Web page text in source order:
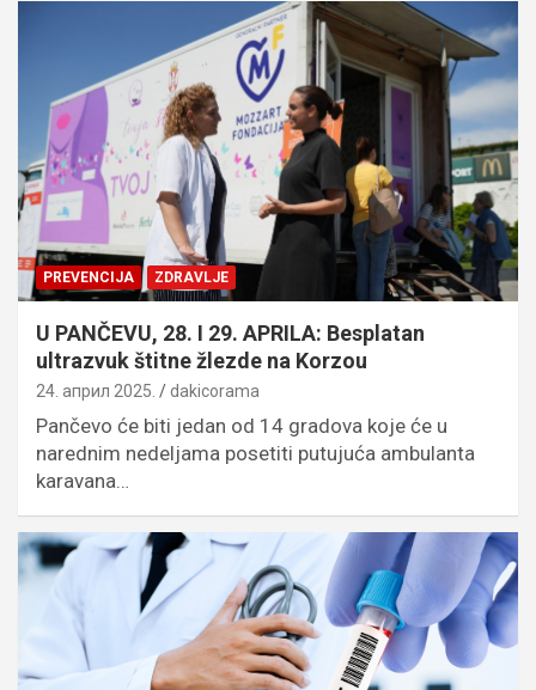
PREVENCIJA ZDRAVLJE
U PANČEVU, 28. I 29. APRILA: Besplatan
ultrazvuk štitne žlezde na Korzou
24. април 2025. dakicorama
Pančevo će biti jedan od 14 gradova koje će u
narednim nedeljama posetiti putujuća ambulanta
karavana…